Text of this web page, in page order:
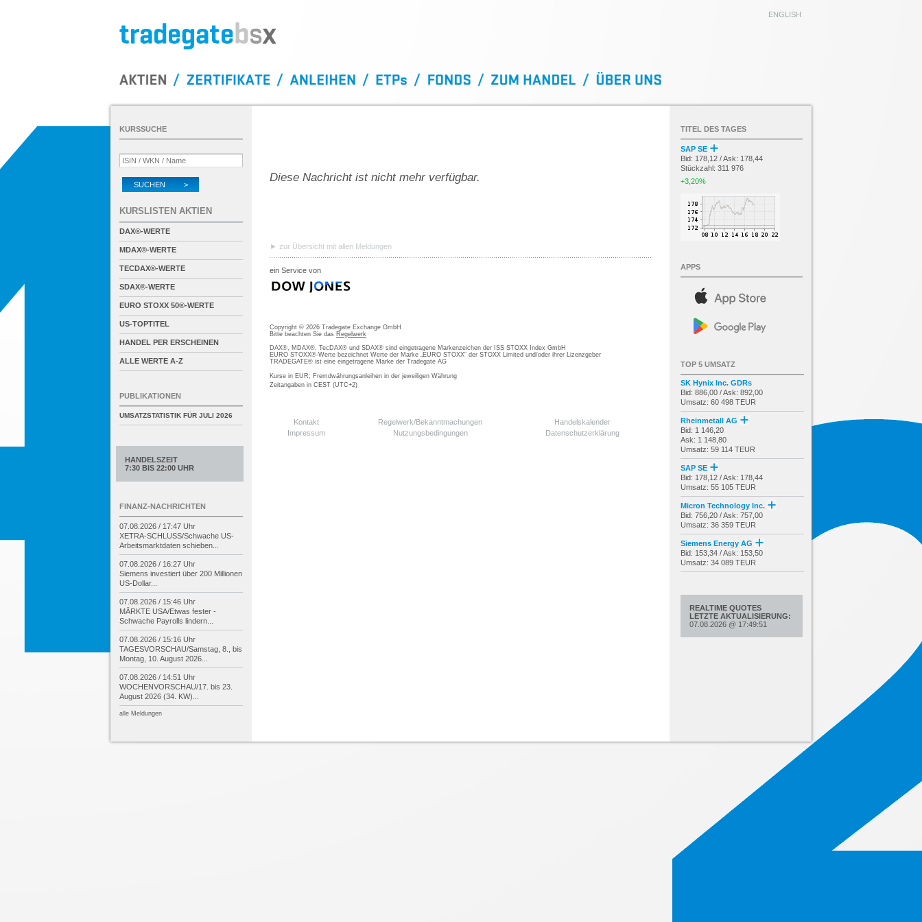
ENGLISH
Diese Nachricht ist nicht mehr verfügbar.
zur Übersicht mit allen Meldungen
ein Service von
Copyright © 2026 Tradegate Exchange GmbH
Bitte beachten Sie das Regelwerk
DAX®, MDAX®, TecDAX® und SDAX® sind eingetragene Markenzeichen der ISS STOXX Index GmbH
EURO STOXX®-Werte bezeichnet Werte der Marke „EURO STOXX“ der STOXX Limited und/oder ihrer Lizenzgeber
TRADEGATE® ist eine eingetragene Marke der Tradegate AG
Kurse in EUR; Fremdwährungsanleihen in der jeweiligen Währung
Zeitangaben in CEST (UTC+2)
Kontakt Regelwerk/Bekanntmachungen
Handelskalender
Impressum
Nutzungsbedingungen Datenschutzerklärung
KURSSUCHE
SUCHEN >
KURSLISTEN AKTIEN
DAX®-WERTE
MDAX®-WERTE
TECDAX®-WERTE
SDAX®-WERTE
EURO STOXX 50®-WERTE
US-TOPTITEL
HANDEL PER ERSCHEINEN
ALLE WERTE A-Z
PUBLIKATIONEN
UMSATZSTATISTIK FÜR JULI 2026
HANDELSZEIT
7:30 BIS 22:00 UHR
FINANZ-NACHRICHTEN
07.08.2026 / 17:47 Uhr
XETRA-SCHLUSS/Schwache US-
Arbeitsmarktdaten schieben...
07.08.2026 / 16:27 Uhr
Siemens investiert über 200 Millionen
US-Dollar...
07.08.2026 / 15:46 Uhr
MÄRKTE USA/Etwas fester -
Schwache Payrolls lindern...
07.08.2026 / 15:16 Uhr
TAGESVORSCHAU/Samstag, 8., bis
Montag, 10. August 2026...
07.08.2026 / 14:51 Uhr
WOCHENVORSCHAU/17. bis 23.
August 2026 (34. KW)...
alle Meldungen
TITEL DES TAGES
SAP SE
Bid: 178,12 / Ask: 178,44
Stückzahl: 311 976
+3,20%
APPS
TOP 5 UMSATZ
SK Hynix Inc. GDRs
Bid: 886,00 / Ask: 892,00
Umsatz: 60 498 TEUR
Rheinmetall AG
Bid: 1 146,20
Ask: 1 148,80
Umsatz: 59 114 TEUR
SAP SE
Bid: 178,12 / Ask: 178,44
Umsatz: 55 105 TEUR
Micron Technology Inc.
Bid: 756,20 / Ask: 757,00
Umsatz: 36 359 TEUR
Siemens Energy AG
Bid: 153,34 / Ask: 153,50
Umsatz: 34 089 TEUR
REALTIME QUOTES
LETZTE AKTUALISIERUNG:
07.08.2026 @ 17:49:51